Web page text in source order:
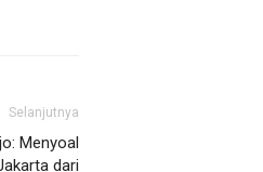
Selanjutnya
Menyoal
dari